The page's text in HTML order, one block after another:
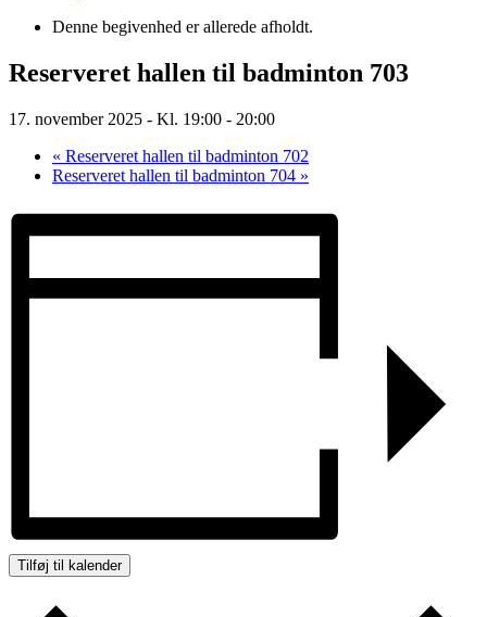
Denne begivenhed er allerede afholdt.
Reserveret hallen til badminton 703
17. november 2025 - Kl. 19:00 - 20:00
« Reserveret hallen til badminton 702
Reserveret hallen til badminton 704 »
Tilføj til kalender